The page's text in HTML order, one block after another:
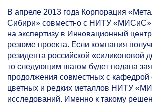
В апреле 2013 года Корпорация
Сибири» совместно с НИТУ «МИСиС»
на экспертизу в Инновационный
резюме проекта. Если компания
резидента российской «силиконовой
то следующим шагом будет подана
продолжения совместных с кафедрой
цветных и редких металлов НИТУ
исследований. Именно к такому